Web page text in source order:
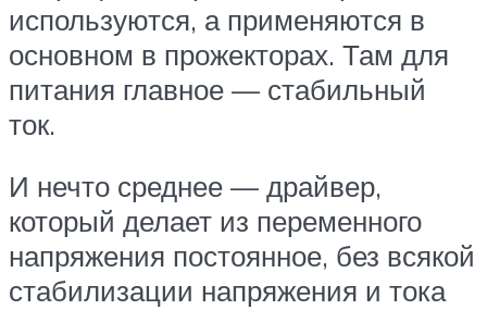
используются, а применяются в
основном в прожекторах. Там для
питания главное — стабильный
ток.
И нечто среднее — драйвер,
который делает из переменного
напряжения постоянное, без всякой
стабилизации напряжения и тока